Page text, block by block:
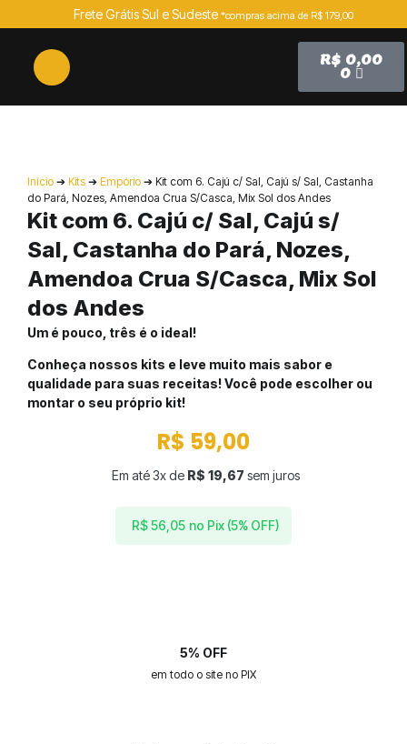
Frete Grátis Sul e Sudeste*compras acima de R$ 179,00
R$ 0,00
0
Início ➔ Kits ➔ Empório ➔ Kit com 6. Cajú c/ Sal, Cajú s/ Sal, Castanha
do Pará, Nozes, Amendoa Crua S/Casca, Mix Sol dos Andes
Kit com 6. Cajú c/ Sal, Cajú s/
Sal, Castanha do Pará, Nozes,
Amendoa Crua S/Casca, Mix Sol
dos Andes
Um é pouco, três é o ideal!
Conheça nossos kits e leve muito mais sabor e
qualidade para suas receitas! Você pode escolher ou
montar o seu próprio kit!
R$ 59,00
R$56,05 no Pix (5% OFF)
Em até 3x de R$ 19,67 sem juros
5% OFF
em todo o site no PIX